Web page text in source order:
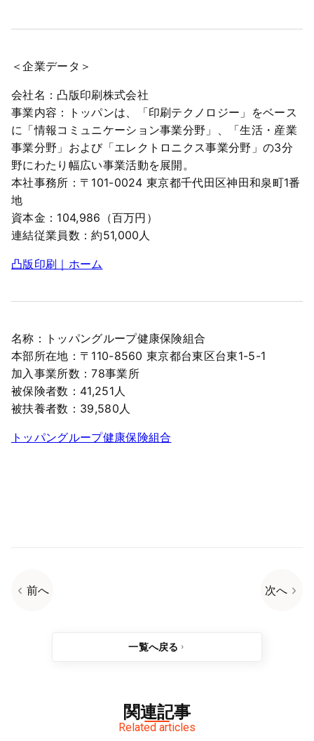
＜企業データ＞
会社名：凸版印刷株式会社
事業内容：トッパンは、「印刷テクノロジー」をベース
に「情報コミュニケーション事業分野」、「生活・産業
事業分野」および「エレクトロニクス事業分野」の3分
野にわたり幅広い事業活動を展開。
本社事務所：〒101-0024 東京都千代田区神田和泉町1番
地
資本金：104,986（百万円）
連結従業員数：約51,000人
凸版印刷｜ホーム
名称：トッパングループ健康保険組合
本部所在地：〒110-8560 東京都台東区台東1-5-1
加入事業所数：78事業所
被保険者数：41,251人
被扶養者数：39,580人
トッパングループ健康保険組合
前へ 次へ
一覧へ戻る
関連記事
Related articles